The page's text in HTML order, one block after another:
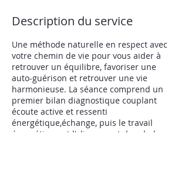
Description du service
Une méthode naturelle en respect avec
votre chemin de vie pour vous aider à
retrouver un équilibre, favoriser une
auto-guérison et retrouver une vie
harmonieuse. La séance comprend un
premier bilan diagnostique couplant
écoute active et ressenti
énergétique,échange, puis le travail
énergétique et l'alignement des chakras.